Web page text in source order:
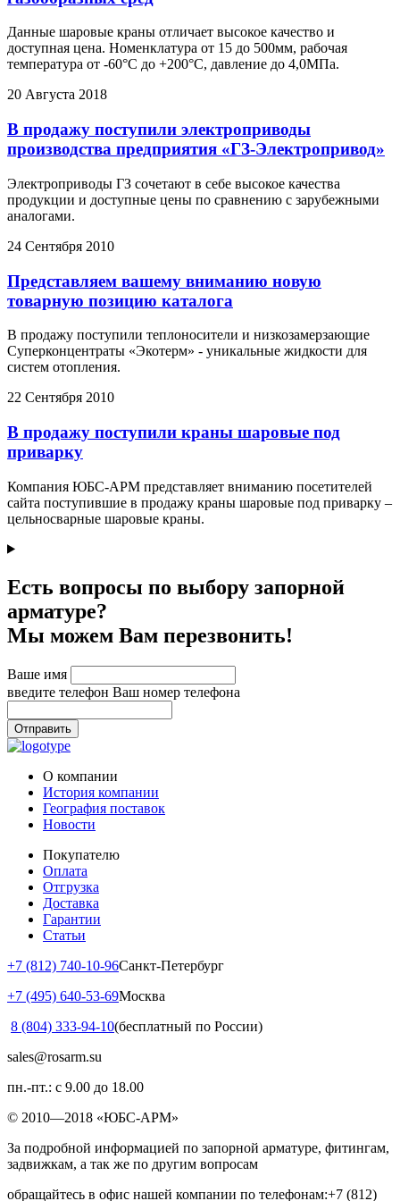
Данные шаровые краны отличает высокое качество и
доступная цена. Номенклатура от 15 до 500мм, рабочая
температура от -60°С до +200°С, давление до 4,0МПа.
20 Августа 2018
В продажу поступили электроприводы
производства предприятия «ГЗ-Электропривод»
Электроприводы ГЗ сочетают в себе высокое качества
продукции и доступные цены по сравнению с зарубежными
аналогами.
24 Сентября 2010
Представляем вашему вниманию новую
товарную позицию каталога
В продажу поступили теплоносители и низкозамерзающие
Суперконцентраты «Экотерм» - уникальные жидкости для
систем отопления.
22 Сентября 2010
В продажу поступили краны шаровые под
приварку
Компания ЮБС-АРМ представляет вниманию посетителей
сайта поступившие в продажу краны шаровые под приварку –
цельносварные шаровые краны.
Есть вопросы по выбору запорной
арматуре?
Мы можем Вам перезвонить!
Ваше имя
введите телефон Ваш номер телефона
Отправить
О компании
История компании
География поставок
Новости
Покупателю
Оплата
Отгрузка
Доставка
Гарантии
Статьи
+7 (812) 740-10-96Санкт-Петербург
+7 (495) 640-53-69Москва
8 (804) 333-94-10(бесплатный по России)
sales@rosarm.su
пн.-пт.: с 9.00 до 18.00
© 2010—2018 «ЮБС-АРМ»
За подробной информацией по запорной арматуре, фитингам,
задвижкам, а так же по другим вопросам
обращайтесь в офис нашей компании по телефонам:+7 (812)